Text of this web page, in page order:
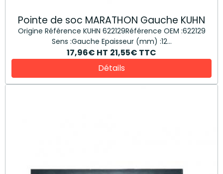
Pointe de soc MARATHON Gauche KUHN
Origine Référence KUHN 622129Référence OEM :622129
Sens :Gauche Epaisseur (mm) :12...
17,96€ HT 21,55€ TTC
Détails